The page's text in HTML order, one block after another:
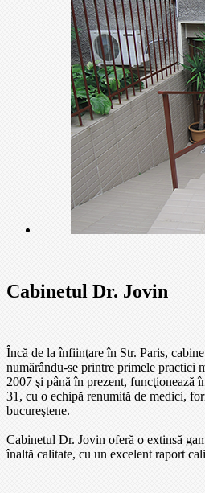
Cabinetul Dr. Jovin
Încă de la înfiinţare în Str. Paris,
numărându-se printre primele practici
2007 şi până în prezent, funcţionează
31, cu o echipă renumită de medici,
bucureştene.
Cabinetul Dr. Jovin oferă o extinsă
înaltă calitate, cu un excelent raport